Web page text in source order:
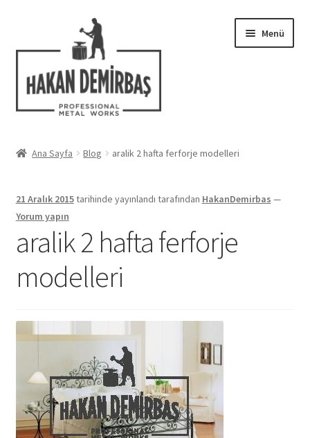
Menü
genişlet
Uygulamalar
Blog
İletişim
Ana Sayfa Blog aralik 2 hafta ferforje modelleri
21 Aralık 2015tarihinde yayınlandı tarafından HakanDemirbas —
Yorum yapın
aralik 2 hafta ferforje
modelleri